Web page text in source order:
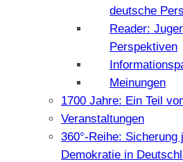
deutsche
Reader:
Perspektiven
Meinungen
1700 Jahre: Ein Teil
Veranstaltungen
360°-Reihe:
Demokratie in